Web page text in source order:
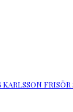
FRISÖR